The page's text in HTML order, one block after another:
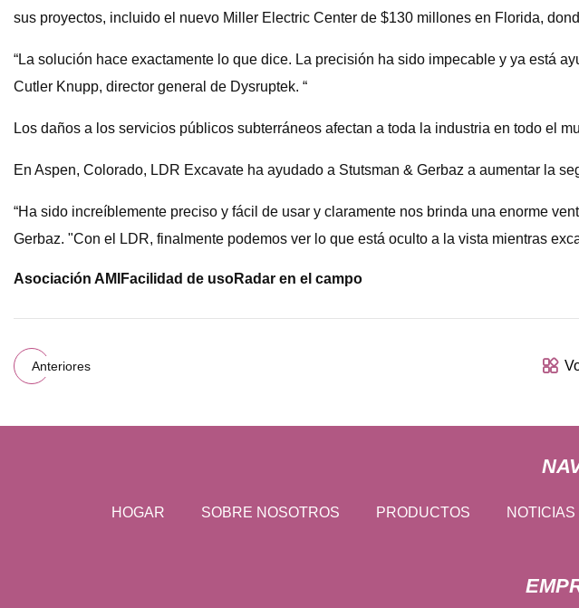
sus proyectos, incluido el nuevo Miller Electric Center de $130 millones en Florida,
“La solución hace exactamente lo que dice. La precisión ha sido impecable y ya está
Cutler Knupp, director general de Dysruptek. “
Los daños a los servicios públicos subterráneos afectan a toda la industria en todo el
En Aspen, Colorado, LDR Excavate ha ayudado a Stutsman & Gerbaz a aumentar la
“Ha sido increíblemente preciso y fácil de usar y claramente nos brinda una enorme
Gerbaz. "Con el LDR, finalmente podemos ver lo que está oculto a la vista mientras
Asociación AMI Facilidad de usoRadar en el campo
Anteriores
HOGAR SOBRE NOSOTROS PRODUCTOS NOTICIAS